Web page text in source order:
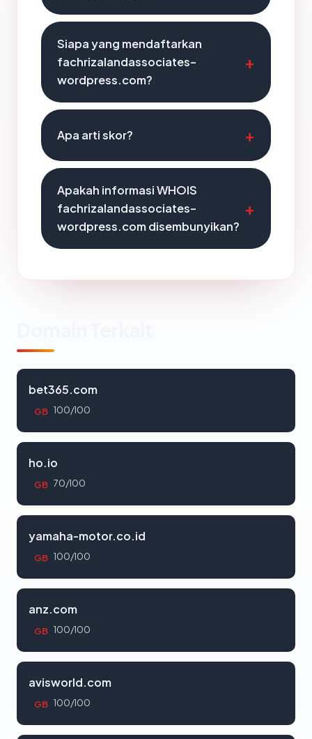
Siapa yang mendaftarkan
fachrizalandassociates-
wordpress.com?
Apa arti skor?
Apakah informasi WHOIS
fachrizalandassociates-
wordpress.com disembunyikan?
bet365.com
GB 100/100
ho.io
GB 70/100
yamaha-motor.co.id
GB 100/100
anz.com
GB 100/100
avisworld.com
GB 100/100